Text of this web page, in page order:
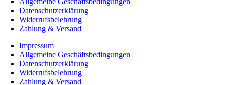
Allgemeine Geschäftsbedingungen
Datenschutzerklärung
Widerrufsbelehrung
Zahlung & Versand
Impressum
Allgemeine Geschäftsbedingungen
Datenschutzerklärung
Widerrufsbelehrung
Zahlung & Versand